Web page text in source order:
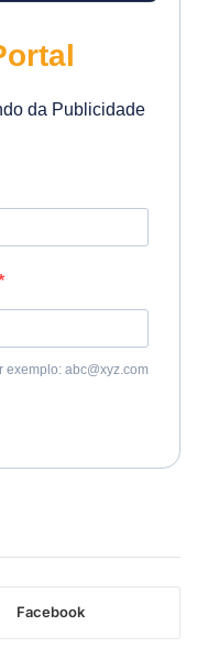
da Publicidade
exemplo: abc@xyz.com
Facebook